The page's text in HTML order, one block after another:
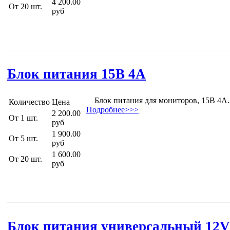
От 20 шт.
руб
Блок питания 15В 4А
Количество Цена
От 1 шт.
2 200.00
руб
От 5 шт.
1 900.00
руб
От 20 шт.
1 600.00
руб
Блок питания для мониторов, 15В 4А.
Подробнее>>>
Блок питания универсальный